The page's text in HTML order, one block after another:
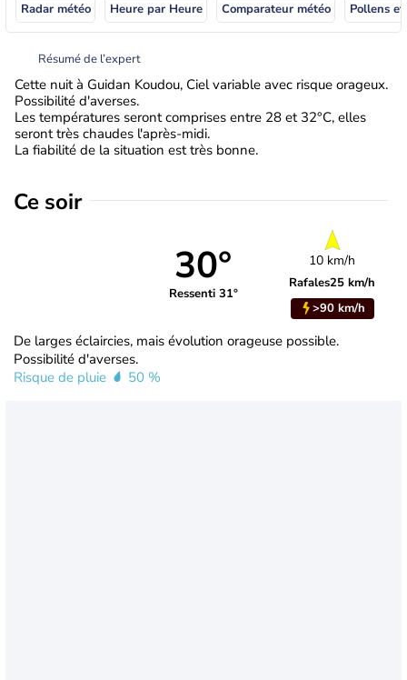
Radar météo Heure par Heure Comparateur météo Pollens
Résumé de l’expert
Cette nuit à Guidan Koudou, Ciel variable avec risque orageux.
Possibilité d'averses.
Les températures seront comprises entre 28 et 32°C, elles
seront très chaudes l'après-midi.
La fiabilité de la situation est très bonne.
Ce soir
30°
Ressenti 31°
10 km/h
Rafales25 km/h
>90 km/h
De larges éclaircies, mais évolution orageuse possible.
Possibilité d'averses.
Risque de pluie
50 %